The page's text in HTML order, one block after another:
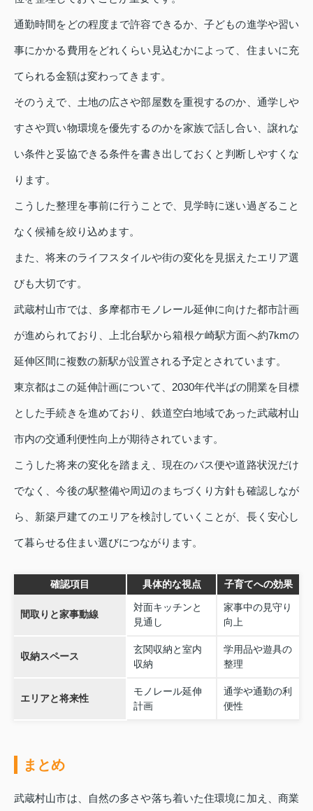
通勤時間をどの程度まで許容できるか、子どもの進学や習い
事にかかる費用をどれくらい見込むかによって、住まいに充
てられる金額は変わってきます。
そのうえで、土地の広さや部屋数を重視するのか、通学しや
すさや買い物環境を優先するのかを家族で話し合い、譲れな
い条件と妥協できる条件を書き出しておくと判断しやすくな
ります。
こうした整理を事前に行うことで、見学時に迷い過ぎること
なく候補を絞り込めます。
また、将来のライフスタイルや街の変化を見据えたエリア選
びも大切です。
武蔵村山市では、多摩都市モノレール延伸に向けた都市計画
が進められており、上北台駅から箱根ケ崎駅方面へ約7kmの
延伸区間に複数の新駅が設置される予定とされています。
東京都はこの延伸計画について、2030年代半ばの開業を目標
とした手続きを進めており、鉄道空白地域であった武蔵村山
市内の交通利便性向上が期待されています。
こうした将来の変化を踏まえ、現在のバス便や道路状況だけ
でなく、今後の駅整備や周辺のまちづくり方針も確認しなが
ら、新築戸建てのエリアを検討していくことが、長く安心し
て暮らせる住まい選びにつながります。
確認項目 具体的な視点 子育てへの効果
間取りと家事動線
対面キッチンと
見通し
家事中の見守り
向上
収納スペース
玄関収納と室内
収納
学用品や遊具の
整理
エリアと将来性
モノレール延伸
計画
通学や通勤の利
便性
まとめ
武蔵村山市は、自然の多さや落ち着いた住環境に加え、商業